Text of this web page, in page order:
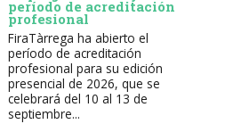
período de acreditación
profesional
FiraTàrrega ha abierto el
período de acreditación
profesional para su edición
presencial de 2026, que se
celebrará del 10 al 13 de
septiembre...